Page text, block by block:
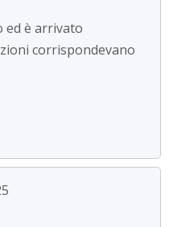
ed è arrivato
corrispondevano